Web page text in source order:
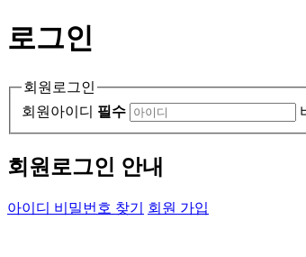
로그인
회원로그인
회원아이디 필수
회원로그인 안내
아이디 비밀번호 찾기 회원 가입